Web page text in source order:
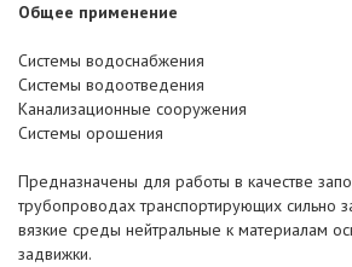
Общее применение
Системы водоснабжения
Системы водоотведения
Канализационные сооружения
Системы орошения
Предназначены для работы в качестве
трубопроводах транспортирующих сильно
вязкие среды нейтральные к материалам
задвижки.